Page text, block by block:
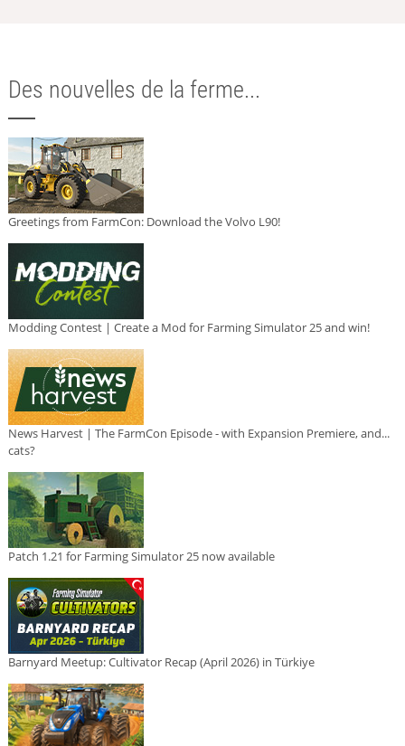
Des nouvelles de la ferme...
Greetings from FarmCon: Download the Volvo L90!
Modding Contest | Create a Mod for Farming Simulator 25 and win!
News Harvest | The FarmCon Episode - with Expansion Premiere, and...
cats?
Patch 1.21 for Farming Simulator 25 now available
Barnyard Meetup: Cultivator Recap (April 2026) in Türkiye